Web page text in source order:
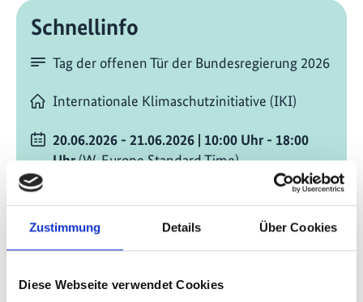
Zustimmung Details Über Cookies
Diese Webseite verwendet Cookies
Schnellinfo
Tag der offenen Tür der Bundesregierung 2026
Internationale Klimaschutzinitiative (IKI)
20.06.2026 - 21.06.2026 | 10:00 Uhr - 18:00
Uhr(W. Europe Standard Time)
vor Ort in Berlin (BMUKN/AA)
Bundesministerium für Umwelt, Klimaschutz,